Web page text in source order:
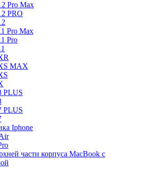
Pro Max
PRO
Pro Max
Pro
MAX
PLUS
PLUS
Iphone
части корпуса MacBook с